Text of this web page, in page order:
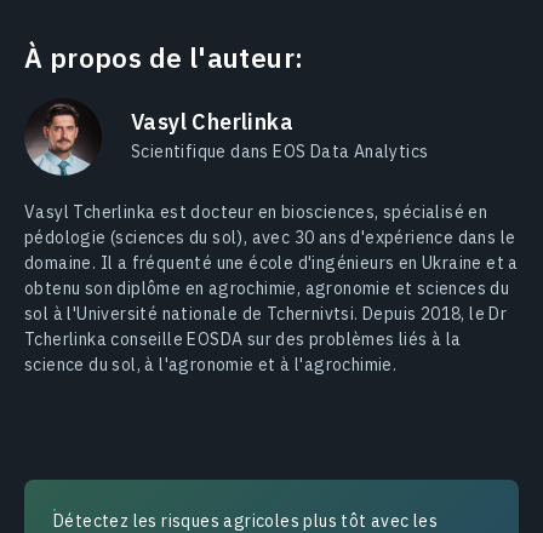
À propos de l'auteur:
Vasyl Cherlinka
Scientifique dans EOS Data Analytics
Vasyl Tcherlinka est docteur en biosciences, spécialisé en
pédologie (sciences du sol), avec 30 ans d'expérience dans le
domaine. Il a fréquenté une école d'ingénieurs en Ukraine et a
obtenu son diplôme en agrochimie, agronomie et sciences du
sol à l'Université nationale de Tchernivtsi. Depuis 2018, le Dr
Tcherlinka conseille EOSDA sur des problèmes liés à la
science du sol, à l'agronomie et à l'agrochimie.
Détectez les risques agricoles plus tôt avec les